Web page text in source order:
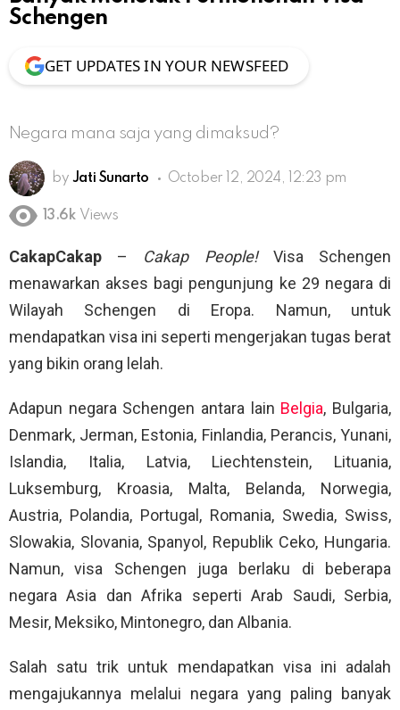
Schengen
GET UPDATES IN YOUR NEWSFEED
Negara mana saja yang dimaksud?
by Jati Sunarto October 12, 2024, 12:23 pm
13.6k Views
CakapCakap – Cakap People! Visa Schengen
menawarkan akses bagi pengunjung ke 29 negara di
Wilayah Schengen di Eropa. Namun, untuk
mendapatkan visa ini seperti mengerjakan tugas berat
yang bikin orang lelah.
Adapun negara Schengen antara lain Belgia, Bulgaria,
Denmark, Jerman, Estonia, Finlandia, Perancis, Yunani,
Islandia, Italia, Latvia, Liechtenstein, Lituania,
Luksemburg, Kroasia, Malta, Belanda, Norwegia,
Austria, Polandia, Portugal, Romania, Swedia, Swiss,
Slowakia, Slovania, Spanyol, Republik Ceko, Hungaria.
Namun, visa Schengen juga berlaku di beberapa
negara Asia dan Afrika seperti Arab Saudi, Serbia,
Mesir, Meksiko, Mintonegro, dan Albania.
Salah satu trik untuk mendapatkan visa ini adalah
mengajukannya melalui negara yang paling banyak